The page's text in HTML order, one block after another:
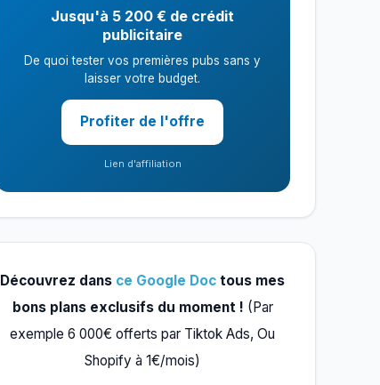
Jusqu'à 5 200 € de crédit
publicitaire
De quoi tester vos premières pubs sans y
laisser votre budget.
Profiter de l'offre
Lien d'affiliation
Découvrez dans ce Google Doc tous mes
bons plans exclusifs du moment ! (Par
exemple 6 000€ offerts par Tiktok Ads, Ou
Shopify à 1€/mois)